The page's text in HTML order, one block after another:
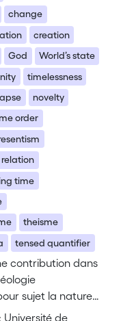
change
creation
God
World’s state
timelessness
novelty
order
time
theisme
tensed quantifier
contribution dans
sujet la nature
et plus largement
de